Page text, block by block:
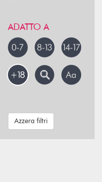
ADATTO A
Azzera filtri